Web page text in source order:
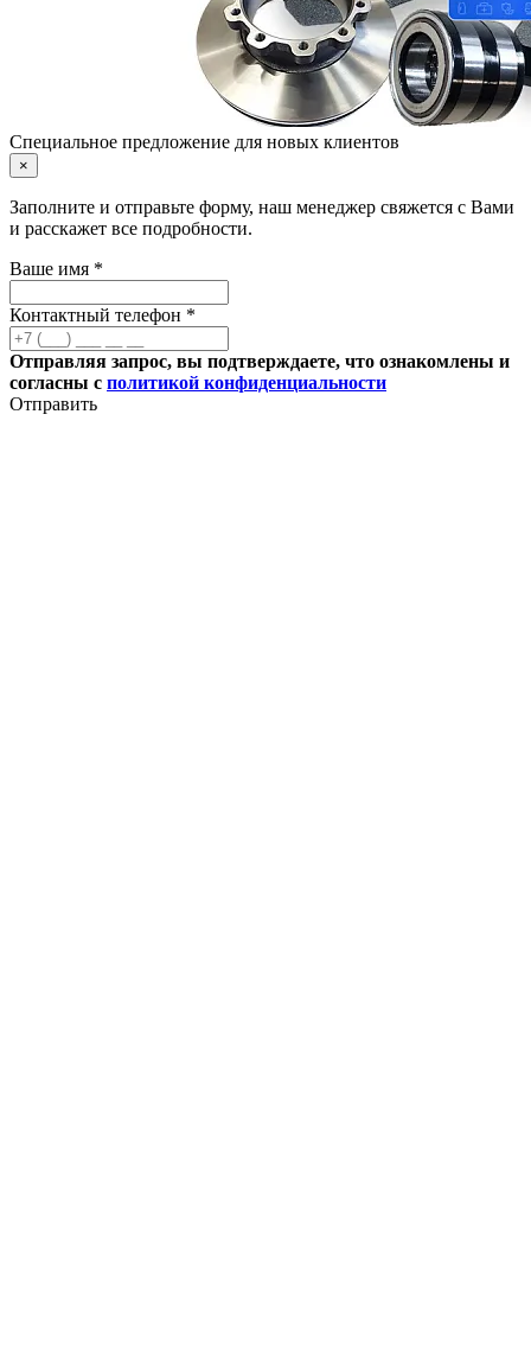
Специальное предложение для новых клиентов
×
Заполните и отправьте форму, наш менеджер свяжется с Вами
и расскажет все подробности.
Ваше имя *
Контактный телефон *
Отправляя запрос, вы подтверждаете, что ознакомлены и
согласны с политикой конфиденциальности
Отправить